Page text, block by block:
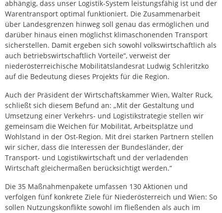
abhängig, dass unser Logistik-System leistungsfähig ist und der
Warentransport optimal funktioniert. Die Zusammenarbeit
über Landesgrenzen hinweg soll genau das ermöglichen und
darüber hinaus einen möglichst klimaschonenden Transport
sicherstellen. Damit ergeben sich sowohl volkswirtschaftlich als
auch betriebswirtschaftlich Vorteile“, verweist der
niederösterreichische Mobilitätslandesrat Ludwig Schleritzko
auf die Bedeutung dieses Projekts für die Region.
Auch der Präsident der Wirtschaftskammer Wien, Walter Ruck,
schließt sich diesem Befund an: „Mit der Gestaltung und
Umsetzung einer Verkehrs- und Logistikstrategie stellen wir
gemeinsam die Weichen für Mobilität, Arbeitsplätze und
Wohlstand in der Ost-Region. Mit drei starken Partnern stellen
wir sicher, dass die Interessen der Bundesländer, der
Transport- und Logistikwirtschaft und der verladenden
Wirtschaft gleichermaßen berücksichtigt werden.“
Die 35 Maßnahmenpakete umfassen 130 Aktionen und
verfolgen fünf konkrete Ziele für Niederösterreich und Wien: So
sollen Nutzungskonflikte sowohl im fließenden als auch im